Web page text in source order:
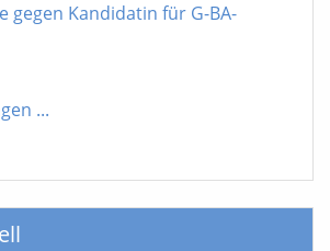
gegen Kandidatin für G-BA-
...